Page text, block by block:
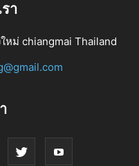
า
หม่ chiangmai Thailand